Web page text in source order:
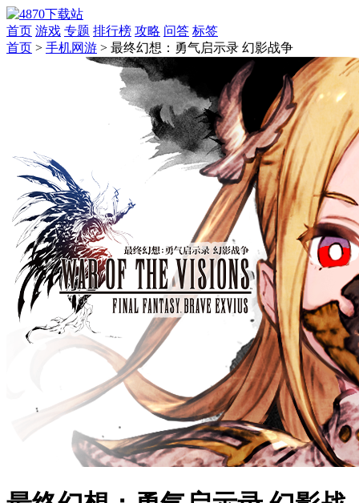
首页 游戏 专题 排行榜 攻略 问答 标签
首页 > 手机网游 > 最终幻想：勇气启示录 幻影战争